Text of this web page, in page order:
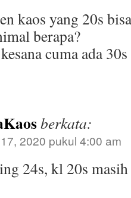
kaos yang 20s
berapa?
cuma ada 30s
berkata:
2020 pukul 4:00 am
24s, kl 20s